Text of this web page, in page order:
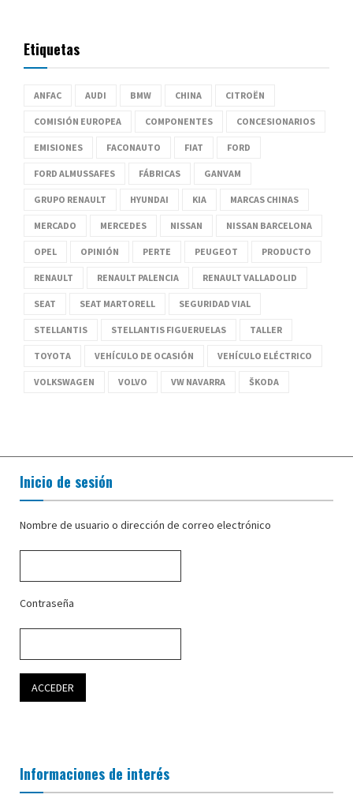
Etiquetas
ANFAC AUDI BMW CHINA CITROËN
COMISIÓN EUROPEA COMPONENTES CONCESIONARIOS
EMISIONES FACONAUTO FIAT FORD
FORD ALMUSSAFES FÁBRICAS GANVAM
GRUPO RENAULT HYUNDAI KIA MARCAS CHINAS
MERCADO MERCEDES NISSAN NISSAN BARCELONA
OPEL OPINIÓN PERTE PEUGEOT PRODUCTO
RENAULT RENAULT PALENCIA RENAULT VALLADOLID
SEAT SEAT MARTORELL SEGURIDAD VIAL
STELLANTIS STELLANTIS FIGUERUELAS TALLER
TOYOTA VEHÍCULO DE OCASIÓN VEHÍCULO ELÉCTRICO
VOLKSWAGEN VOLVO VW NAVARRA ŠKODA
Inicio de sesión
Nombre de usuario o dirección de correo electrónico
Contraseña
Informaciones de interés